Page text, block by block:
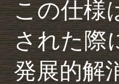
この仕様
された際
発展的解